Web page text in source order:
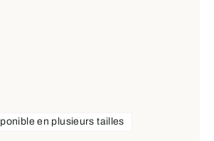
en plusieurs tailles